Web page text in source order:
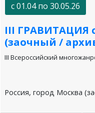
с 01.04 по 30.05.26
III ГРАВИТАЦИЯ с
(заочный /
III Всероссийский
Россия, город Москва